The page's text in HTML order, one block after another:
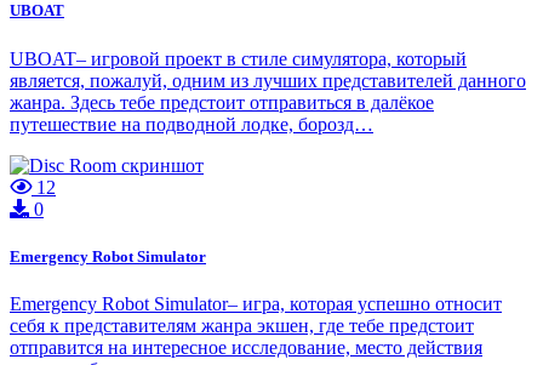
UBOAT
UBOAT– игровой проект в стиле симулятора, который
является, пожалуй, одним из лучших представителей данного
жанра. Здесь тебе предстоит отправиться в далёкое
путешествие на подводной лодке, борозд…
12
0
Emergency Robot Simulator
Emergency Robot Simulator– игра, которая успешно относит
себя к представителям жанра экшен, где тебе предстоит
отправится на интересное исследование, место действия